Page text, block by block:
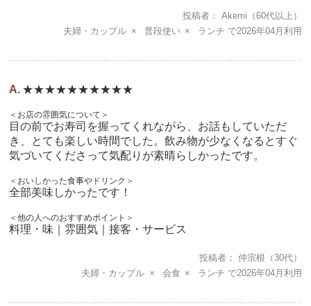
投稿者 Akemi （60代以上）
夫婦・カップル
普段使い ランチ 2026年04月
★★★★★★★★★★
＜お店の雰囲気について＞
目の前でお寿司を握ってくれながら、お話もしていただ
き、とても楽しい時間でした。飲み物が少なくなるとすぐ
気づいてくださって気配りが素晴らしかったです。
＜おいしかった食事やドリンク＞
全部美味しかったです！
＜他の人へのおすすめポイント＞
料理・味｜雰囲気｜接客・サービス
投稿者 仲宗根 （30代）
夫婦・カップル
会食 ランチ 2026年04月